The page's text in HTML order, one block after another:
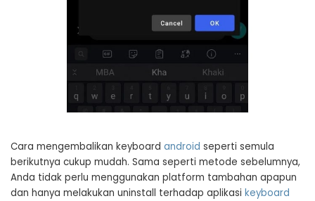
Cara mengembalikan keyboard android seperti semula
berikutnya cukup mudah. Sama seperti metode sebelumnya,
Anda tidak perlu menggunakan platform tambahan apapun
dan hanya melakukan uninstall terhadap aplikasi keyboard